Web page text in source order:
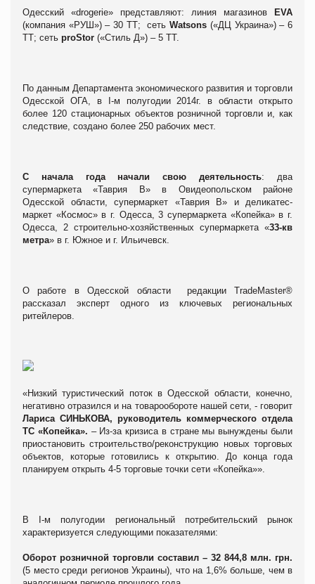
Одесский «drogerie» представляют: линия магазинов EVA
(компания «РУШ») – 30 ТТ; сетьWatsons («ДЦ Украина») – 6
ТТ; сеть proStor («Стиль Д») – 5 ТТ.
По данным Департамента экономического развития и торговли
Одесской ОГА, в I-м полугодии 2014г. в области открыто
более 120 стационарных объектов розничной торговли и, как
следствие, создано более 250 рабочих мест.
С начала года начали свою деятельность: два
супермаркета «Таврия В» в Овидеопольском районе
Одесской области, супермаркет «Таврия В» и деликатес-
маркет «Космос» в г. Одесса, 3 супермаркета «Копейка» в г.
Одесса, 2 строительно-хозяйственных супермаркета «33-кв
метра» в г. Южное и г. Ильичевск.
О работе в Одесской области редакции TradeMaster®
рассказал эксперт одного из ключевых региональных
ритейлеров.
«Низкий туристический поток в Одесской области, конечно,
негативно отразился и на товарообороте нашей сети, - говорит
Лариса СИНЬКОВА, руководитель коммерческого отдела
ТС «Копейка». – Из-за кризиса в стране мы вынуждены были
приостановить строительство/реконструкцию новых торговых
объектов, которые готовились к открытию. До конца года
планируем открыть 4-5 торговые точки сети «Копейка»».
В I-м полугодии региональный потребительский рынок
характеризуется следующими показателями:
Оборот розничной торговли составил – 32 844,8 млн. грн.
(5 место среди регионов Украины), что на 1,6% больше, чем в